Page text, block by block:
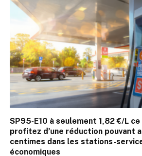
SP95-E10 à seulement 1,82 €/L
profitez d’une réduction pouvant
centimes dans les stations-
économiques